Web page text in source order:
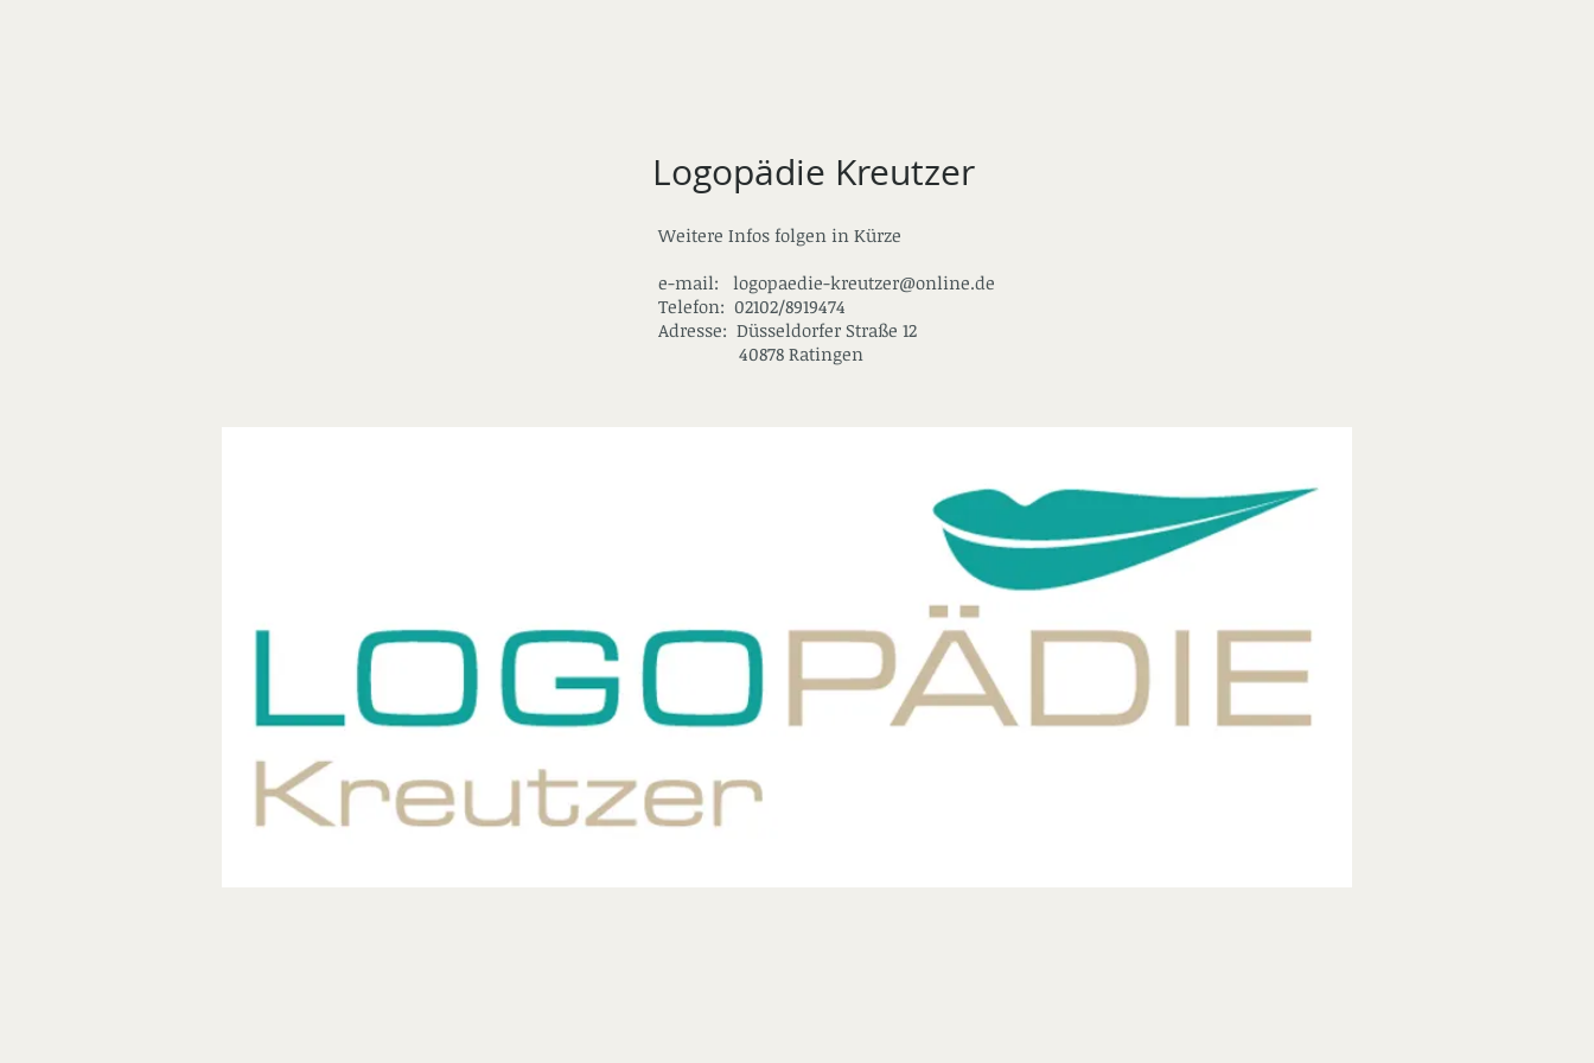
Logopädie Kreutzer
Weitere Infos folgen in Kürze
e-mail: logopaedie-kreutzer@online.de
Telefon: 02102/8919474
Adresse: Düsseldorfer Straße 12
40878 Ratingen